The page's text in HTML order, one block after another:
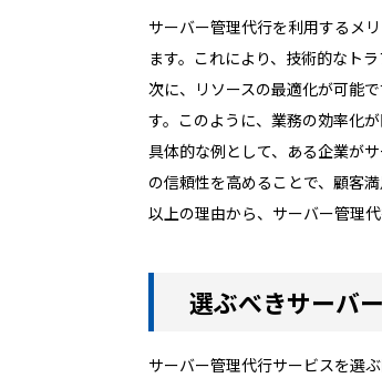
サーバー管理代行を利用するメ
ます。これにより、技術的なト
次に、リソースの最適化が可能
す。このように、業務の効率化が
具体的な例として、ある企業が
の信頼性を高めることで、顧客
以上の理由から、サーバー管理
選ぶべきサーバ
サーバー管理代行サービスを選